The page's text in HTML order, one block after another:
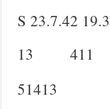
S 23.7.42
13
51413